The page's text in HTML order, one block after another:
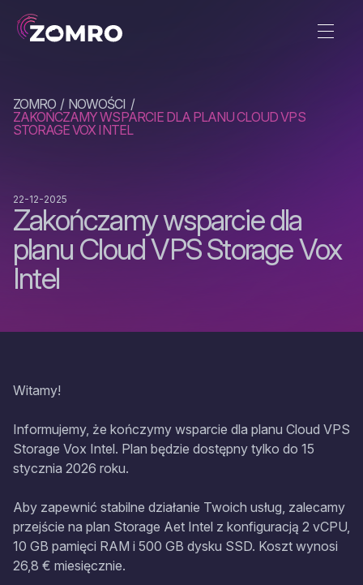
ZOMRO
NOWOŚCI
ZAKOŃCZAMY WSPARCIE DLA PLANU CLOUD VPS
STORAGE VOX INTEL
Zakończamy wsparcie dla
planu Cloud VPS Storage Vox
Intel
22-12-2025
Witamy!
Informujemy, że kończymy wsparcie dla planu Cloud VPS
Storage Vox Intel. Plan będzie dostępny tylko do 15
stycznia 2026 roku.
Aby zapewnić stabilne działanie Twoich usług, zalecamy
przejście na plan Storage Aet Intel z konfiguracją 2 vCPU,
10 GB pamięci RAM i 500 GB dysku SSD. Koszt wynosi
26,8 € miesięcznie.